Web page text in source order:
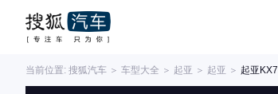
当前位置: 搜狐汽车 ＞ 车型大全 ＞ 起亚 ＞ 起亚 ＞ 起亚KX7